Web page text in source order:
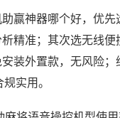
赢神器哪个好，优先
精准；其次选无线便
装外置款，无风险；
实用。